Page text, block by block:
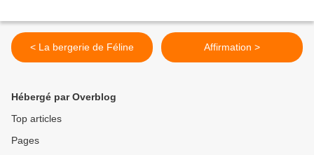
< La bergerie de Féline Affirmation >
Hébergé par Overblog
Top articles
Pages